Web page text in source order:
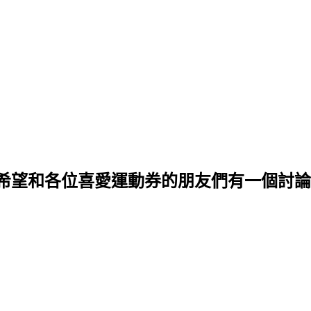
望和各位喜愛運動券的朋友們有一個討